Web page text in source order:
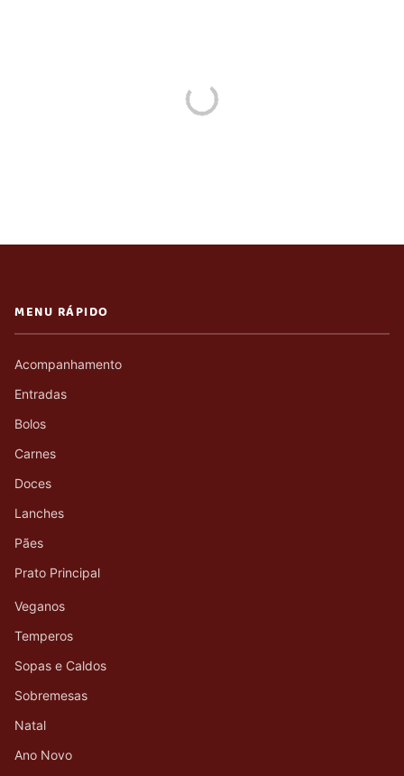
MENU RÁPIDO
Acompanhamento
Entradas
Bolos
Carnes
Doces
Lanches
Pães
Prato Principal
Veganos
Temperos
Sopas e Caldos
Sobremesas
Natal
Ano Novo